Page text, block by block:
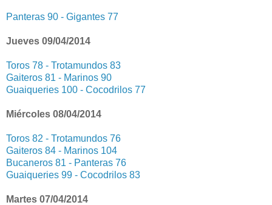
Panteras 90 - Gigantes 77
Jueves 09/04/2014
Toros 78 - Trotamundos 83
Gaiteros 81 - Marinos 90
Guaiqueries 100 - Cocodrilos 77
Miércoles 08/04/2014
Toros 82 - Trotamundos 76
Gaiteros 84 - Marinos 104
Bucaneros 81 - Panteras 76
Guaiqueries 99 - Cocodrilos 83
Martes 07/04/2014